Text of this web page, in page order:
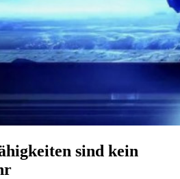
sind kein